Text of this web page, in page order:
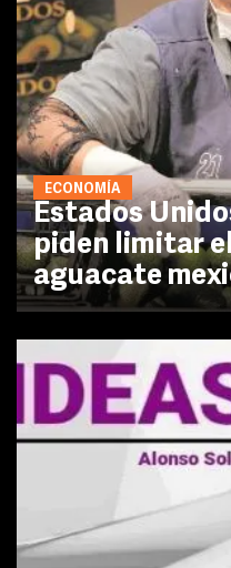
ECONOMÍA
Estados
piden limitar
aguacate